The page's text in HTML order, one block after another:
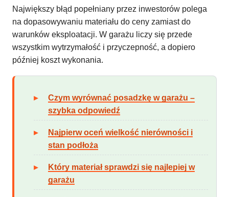
Największy błąd popełniany przez inwestorów polega
na dopasowywaniu materiału do ceny zamiast do
warunków eksploatacji. W garażu liczy się przede
wszystkim wytrzymałość i przyczepność, a dopiero
później koszt wykonania.
Czym wyrównać posadzkę w garażu –
szybka odpowiedź
Najpierw oceń wielkość nierówności i
stan podłoża
Który materiał sprawdzi się najlepiej w
garażu